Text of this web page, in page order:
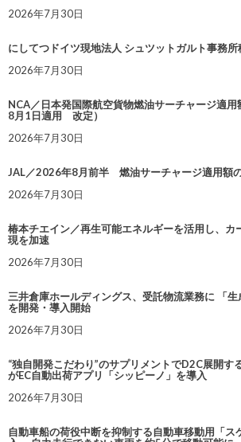
2026年7月30日
にしてつドイツ現地法人 シュツットガルト事務
2026年7月30日
NCA／日本発国際航空貨物燃油サーチャージ適
8月1日適用 改定）
2026年7月30日
JAL／2026年8月前半 燃油サーチャージ適用額
2026年7月30日
椿本チエイン／再生可能エネルギーを活用し、カ
現を加速
2026年7月30日
三井倉庫ホールディングス、受託物流業務に 「生
を開発・導入開始
2026年7月30日
“独自開発こだわり”のサプリメントでD2C展開す
がEC自動出荷アプリ「シッピーノ」を導入
2026年7月30日
自動車船の荷役中断を抑制する自動車移動用「ス